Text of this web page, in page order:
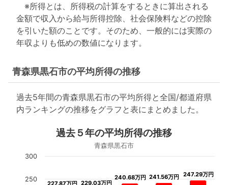
※所得とは、所得税の計算をするときに算出される
金額で収入から給与所得控除、社会保険料などの控除
を引いた額のことです。そのため、一般的には実際の
年収よりも低めの数値になります。
青森県黒石市の平均所得の推移
過去5年間の青森県黒石市の平均所得と全国/都道府県
内ランキングの推移をグラフと表にまとめました。
過去５年の平均所得の推移
青森県黒石市
227.87万円
227.87万円 229.03万円
229.03万円
240.68万円
240.68万円 241.56万円
241.56万円 247.29万円
247.29万円
250
300